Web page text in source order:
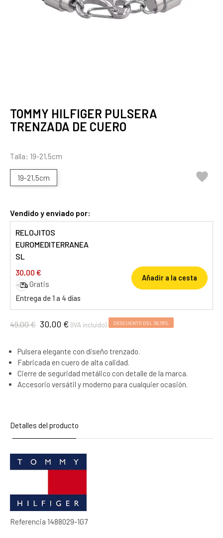
TOMMY HILFIGER PULSERA
TRENZADA DE CUERO
Talla: 19-21,5cm
19-21,5cm 
Vendido y enviado por:
RELOJITOS
EUROMEDITERRANEA
SL
30,00 €
Gratis
Entrega de 1 a 4 días
Añadir a la cesta
49,00 € 30,00 € (IVA incluido) DESCUENTO DEL 38,78%
Pulsera elegante con diseño trenzado.
Fabricada en cuero de alta calidad.
Cierre de seguridad metálico con detalle de la marca.
Accesorio versátil y moderno para cualquier ocasión.
Detalles del producto
Referencia 1488029-1G7